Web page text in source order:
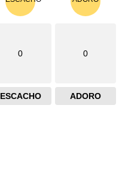
0
ESCACHO
0
ADORO